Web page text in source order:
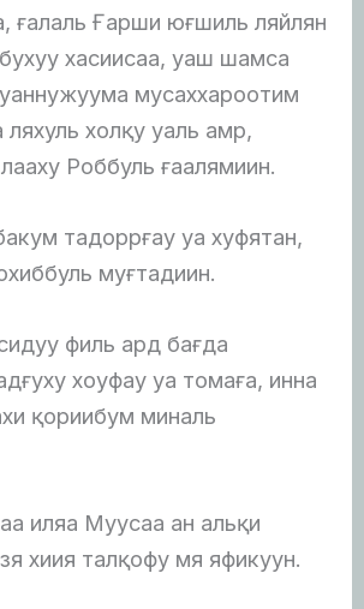
ғалаль Ғарши юғшиль ляйлян
хасиисаа, уаш шамса
мусаххароотим
холқу уаль амр,
Роббуль ғаалямиин.
тадоррғау уа хуфятан,
муғтадиин.
филь ард бағда
хоуфау уа томаға, инна
қориибум миналь
иляа Муусаа ан альқи
хиия талқофу мя яфикуун.